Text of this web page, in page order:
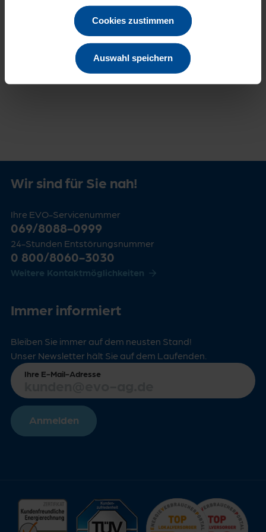
Cookies zustimmen
Auswahl speichern
Zur Übersicht
Wir sind für Sie nah!
Ihre EVO-Servicenummer
069/8088-0999
24-Stunden Entstörungsnummer
0 800/8060-3030
Weitere Kontaktmöglichkeiten
Immer informiert
Bleiben Sie immer auf dem neusten Stand!
Unser Newsletter hält Sie auf dem Laufenden.
Ihre E-Mail-Adresse
Anmelden